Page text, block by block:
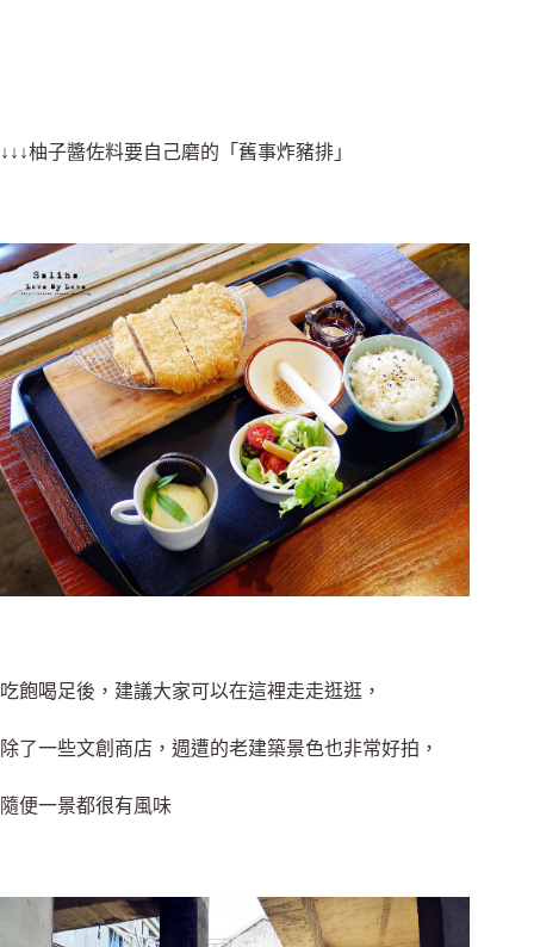
↓↓↓柚子醬佐料要自己磨的「舊事炸豬排」
吃飽喝足後，建議大家可以在這裡走走逛逛，
除了一些文創商店，週遭的老建築景色也非常好拍，
隨便一景都很有風味